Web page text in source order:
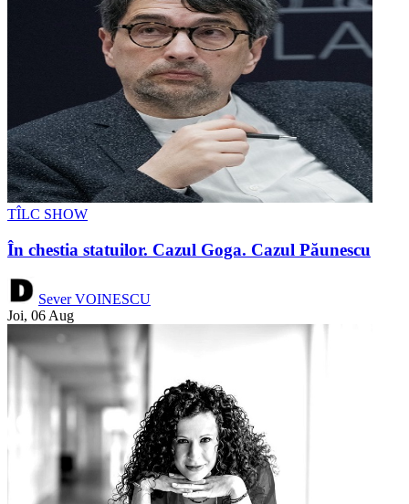
TÎLC SHOW
În chestia statuilor. Cazul Goga. Cazul Păunescu
Sever VOINESCU
Joi, 06 Aug